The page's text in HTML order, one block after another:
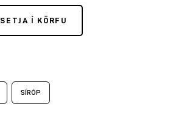
SETJA Í KÖRFU
SÍRÓP